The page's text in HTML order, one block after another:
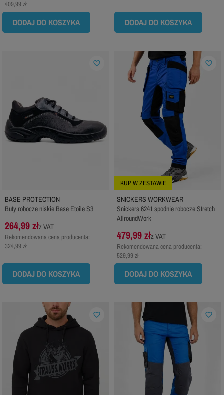
409,99 zł
DODAJ DO KOSZYKA DODAJ DO KOSZYKA
BASE PROTECTION
Buty robocze niskie Base Etoile S3
264,99 złz VAT
Rekomendowana cena producenta:
324,99 zł
DODAJ DO KOSZYKA
favorite_border
KUP W ZESTAWIE
SNICKERS WORKWEAR
Snickers 6241 spodnie robocze Stretch
AllroundWork
479,99 złz VAT
Rekomendowana cena producenta:
529,99 zł
DODAJ DO KOSZYKA
favorite_border
favorite_border favorite_border